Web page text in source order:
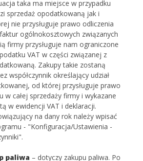
taka ma miejsce w przypadku
sprzedaż opodatkowaną jak i
nie przysługuje prawo odliczenia
ogólnokosztowych związanych
firmy przysługuje nam ograniczone
VAT w części związanej z
Zakupy takie zostaną
współczynnik określający udział
od której przysługuje prawo
w całej sprzedaży firmy i wykazane
w ewidencji VAT i deklaracji.
na dany rok należy wpisać
- "Konfiguracja/Ustawienia -
paliwa – dotyczy zakupu paliwa. Po